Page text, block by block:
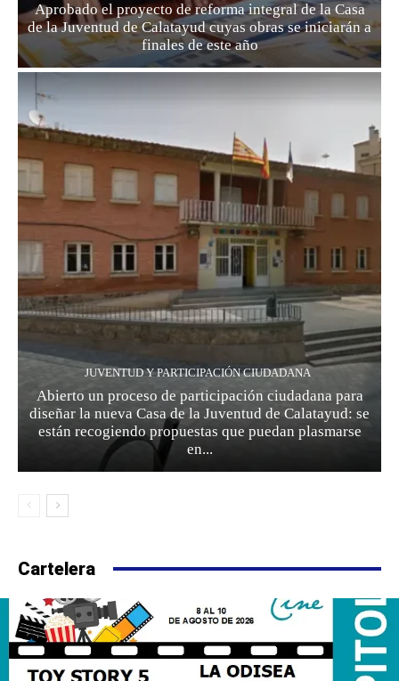
Aprobado el proyecto de reforma integral de la Casa
de la Juventud de Calatayud cuyas obras se iniciarán a
finales de este año
JUVENTUD Y PARTICIPACIÓN CIUDADANA
Abierto un proceso de participación ciudadana para
diseñar la nueva Casa de la Juventud de Calatayud: se
están recogiendo propuestas que puedan plasmarse
en...
Cartelera